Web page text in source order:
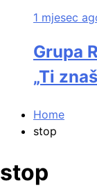
1 mjesec
Grupa
„Ti
Home
stop
stop